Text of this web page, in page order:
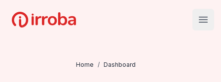
Irroba
Home / Dashboard